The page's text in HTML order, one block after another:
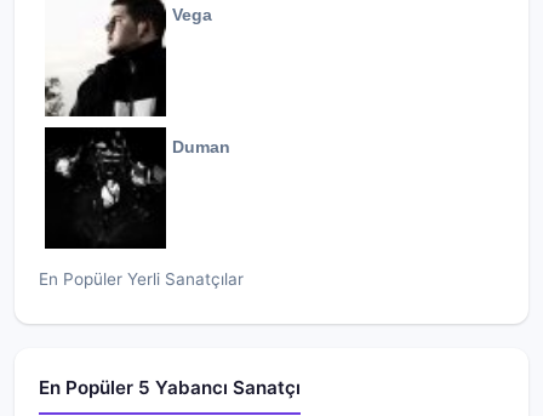
Vega
Duman
En Popüler Yerli Sanatçılar
En Popüler 5 Yabancı Sanatçı